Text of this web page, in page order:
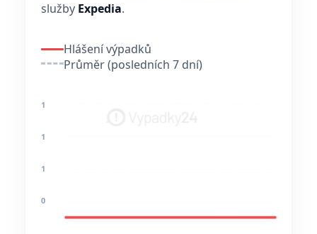
služby Expedia.
Hlášení výpadků
Průměr (posledních 7 dní)
1
1
1
0